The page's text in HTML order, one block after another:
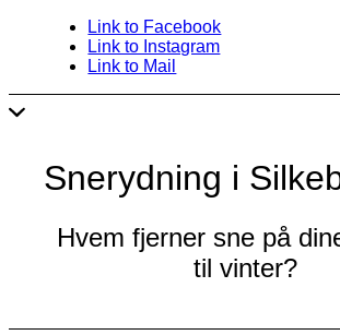
Link to Facebook
Link to Instagram
Link to Mail
Snerydning i
Hvem fjerner sne på
til vinter?